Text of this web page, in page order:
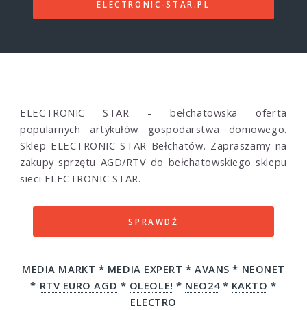
ELECTRONIC-STAR.PL
ELECTRONIC STAR - bełchatowska oferta
popularnych artykułów gospodarstwa domowego.
Sklep ELECTRONIC STAR Bełchatów. Zapraszamy na
zakupy sprzętu AGD/RTV do bełchatowskiego sklepu
sieci ELECTRONIC STAR.
SPRAWDŹ
MEDIA MARKT * MEDIA EXPERT *AVANS * NEONET
* RTV EURO AGD * OLEOLE! * NEO24* KAKTO *
ELECTRO